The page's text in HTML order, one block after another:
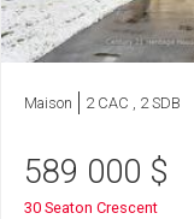
Maison 2 CAC , 2 SDB
589 000 $
30 Seaton Crescent